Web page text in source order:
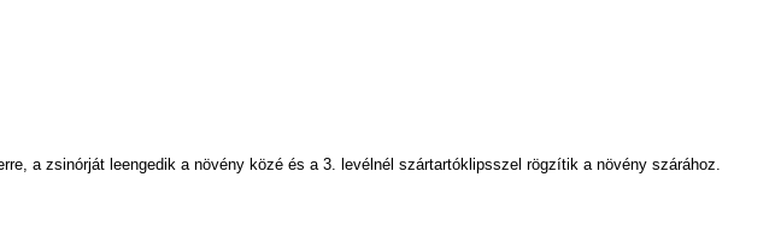
a zsinórját leengedik a növény közé és a 3. levélnél szártartóklipsszel rögzítik a növény szárához.